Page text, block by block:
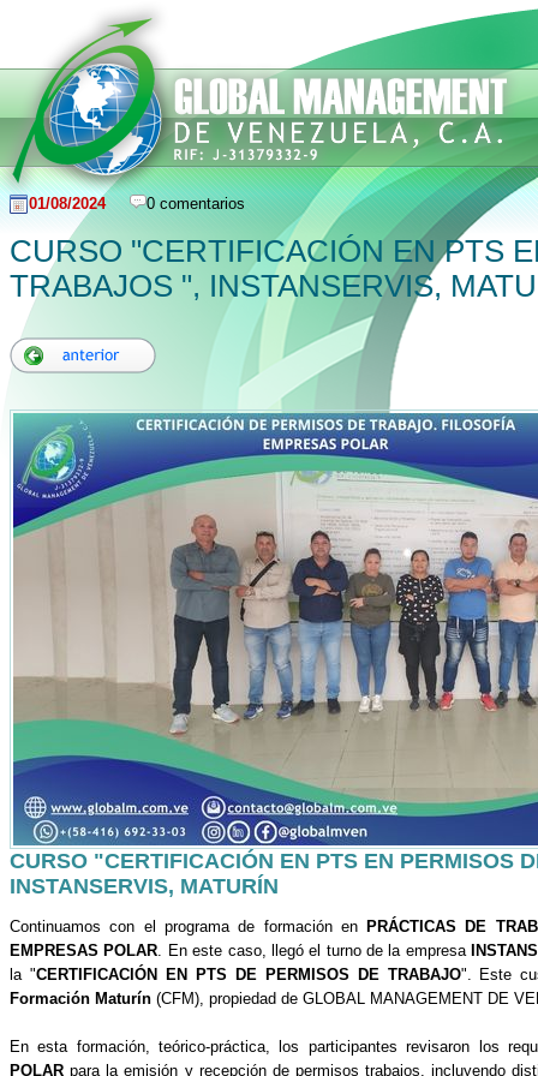
01/08/2024 0 comentarios
CURSO "CERTIFICACIÓN EN PTS
TRABAJOS ", INSTANSERVIS,
CURSO "CERTIFICACIÓN EN PTS EN PERMISOS
INSTANSERVIS, MATURÍN
Continuamos con el programa de formación enPRÁCTICAS DE
EMPRESAS POLAR . En este caso, llegó el turno de la empresa
la "CERTIFICACIÓN EN PTS DE PERMISOS DE TRABAJO". Este
Formación Maturín (CFM), propiedad de GLOBAL MANAGEMENT DE
En esta formación, teórico-práctica, los participantes revisaron los
POLAR para la emisión y recepción de permisos trabajos, incluyendo